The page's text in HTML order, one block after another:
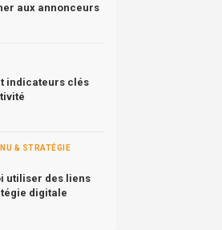
aux annonceurs
indicateurs clés
& STRATÉGIE
utiliser des liens
digitale